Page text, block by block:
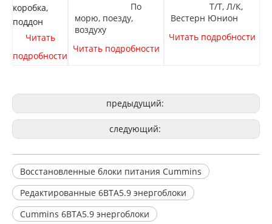
коробка,
поддон
Читать
подробности
По
морю, поезду,
воздуху
Читать подробности
Т/Т, Л/К,
Вестерн Юнион
Читать подробности
предыдущий:
следующий:
Восстановленные блоки питания Cummins
Редактированные 6BTA5.9 энергоблоки
Cummins 6BTA5.9 энергоблоки